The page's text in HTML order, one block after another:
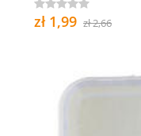
zł 1,99 zł 2,66